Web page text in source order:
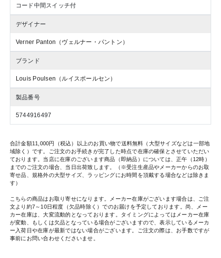
コード中間スイッチ付
デザイナー
Verner Panton（ヴェルナー・パントン）
ブランド
Louis Poulsen（ルイスポールセン）
製品番号
5744916497
合計金額11,000円（税込）以上のお買い物で送料無料（大型サイズなどは一部地
域除く）です。ご注文のお手続きが完了した時点で在庫の確保とさせていただい
ております。当店に在庫のございます商品（即納品）については、正午（12時）
までのご注文の場合、当日出荷致します。（※受注生産品やメーカーからのお取
寄せ品、規格外の大型サイズ、ラッピングにお時間を頂戴する場合などは除きま
す）
こちらの商品はお取り寄せになります。メーカー在庫がございます場合は、ご注
文より約7～10日程度（欠品時除く）でのお届けを予定しております。尚、メー
カー在庫は、大変流動的となっております。タイミングによってはメーカー在庫
が変動、もしくは欠品となっている場合がございますので、表示しているメーカ
ー入荷日や在庫が最新ではない場合がございます。ご注文の際は、お手数ですが
事前にお問い合わせくださいませ。